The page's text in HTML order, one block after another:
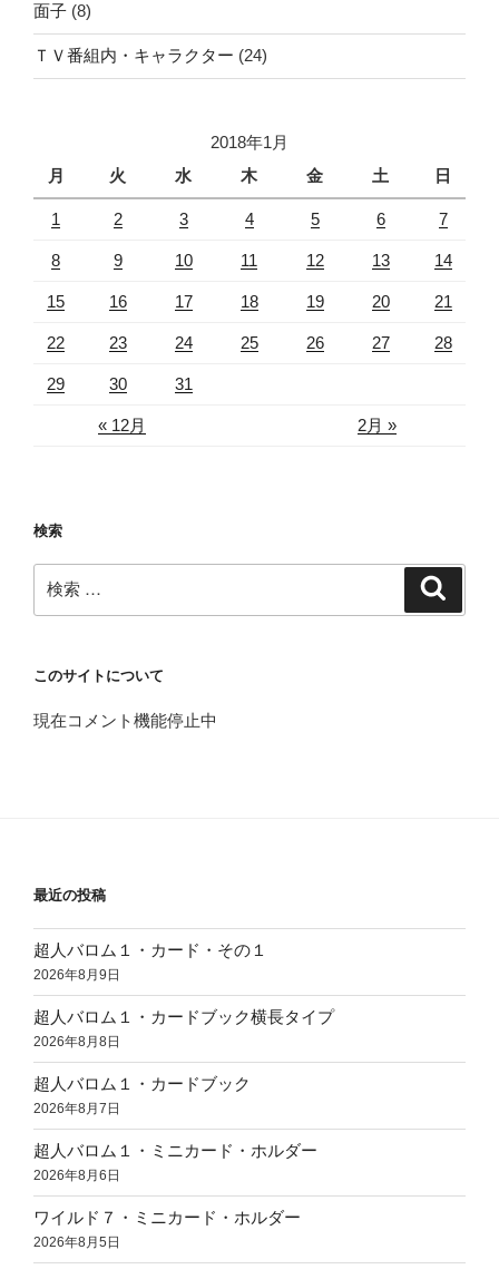
面子 (8)
ＴＶ番組内・キャラクター (24)
2018年1月
月
火 水 木 金 土 日
« 12月 2月 »
1 2 3 4 5 6 7
8 9 10 11 12 13 14
15 16 17 18 19 20 21
22 23 24 25 26 27 28
29 30 31
検索
検
索:
このサイトについて
現在コメント機能停止中
最近の投稿
超人バロム１・カード・その１
2026年8月9日
超人バロム１・カードブック横長タイプ
2026年8月8日
超人バロム１・カードブック
2026年8月7日
超人バロム１・ミニカード・ホルダー
2026年8月6日
ワイルド７・ミニカード・ホルダー
2026年8月5日